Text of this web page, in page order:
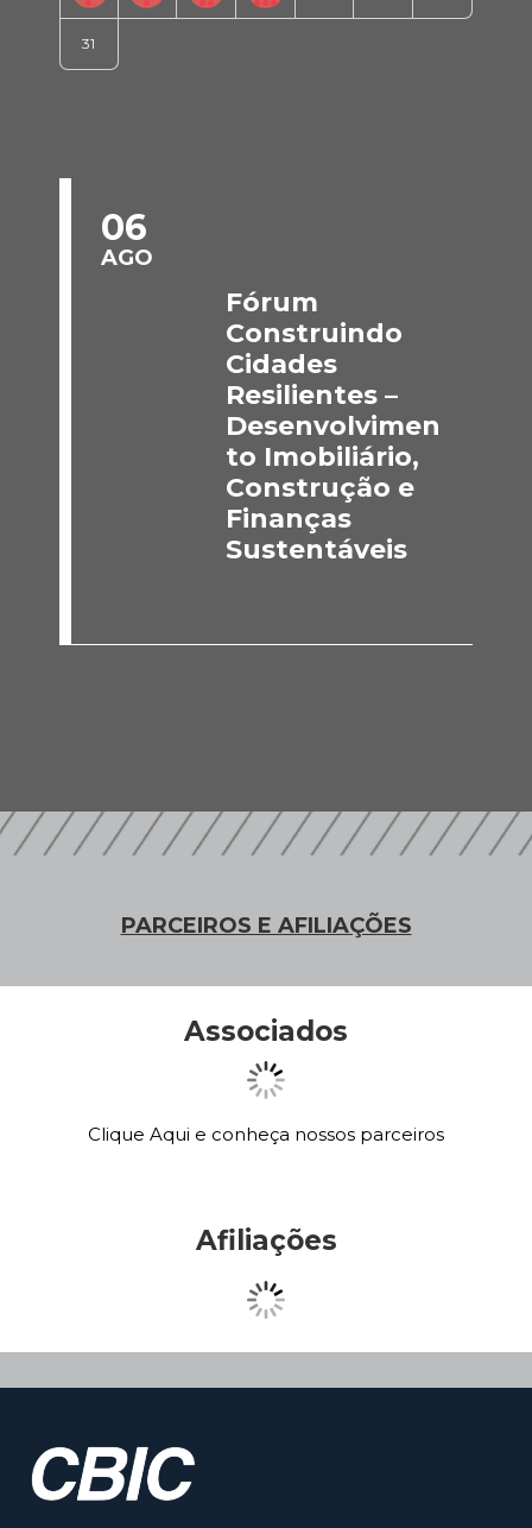
31
06
AGO
Fórum
Construindo
Cidades
Resilientes –
Desenvolvimen
to Imobiliário,
Construção e
Finanças
Sustentáveis
PARCEIROS E AFILIAÇÕES
Associados
Clique Aqui e conheça nossos parceiros
Afiliações